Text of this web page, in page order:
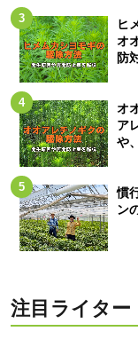
ヒ
オ
防
オ
ア
や
慣
ン
注目ライター